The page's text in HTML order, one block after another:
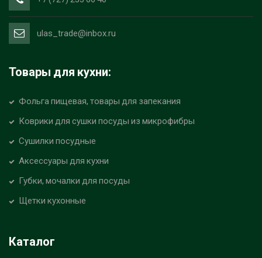
ulas_trade@inbox.ru
Товары для кухни:
Фольга пищевая, товары для запекания
Коврики для сушки посуды из микрофибры
Сушилки посудные
Аксессуары для кухни
Губки, мочалки для посуды
Щетки кухонные
Каталог